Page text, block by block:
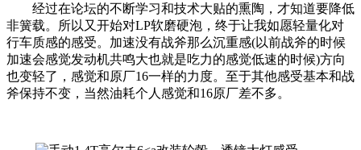
经过在论坛的不断学习和技术大贴的熏陶，才知道要降低
非簧载。所以又开始对LP软磨硬泡，终于让我如愿轻量化对
行车质感的感受。加速没有战斧那么沉重感(以前战斧的时候
加速会感觉发动机共鸣大也就是吃力的感觉低速的时候)方向
也变轻了，感觉和原厂16一样的力度。至于其他感受基本和战
斧保持不变，当然油耗个人感觉和16原厂差不多。